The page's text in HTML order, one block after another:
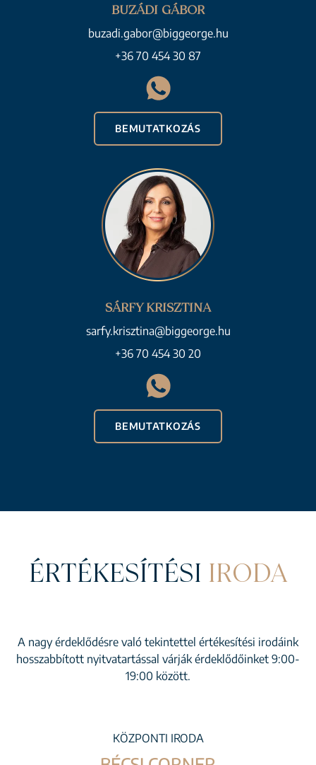
BUZÁDI GÁBOR
buzadi.gabor@biggeorge.hu
+36 70 454 30 87
BEMUTATKOZÁS
SÁRFY KRISZTINA
sarfy.krisztina@biggeorge.hu
+36 70 454 30 20
BEMUTATKOZÁS
ÉRTÉKESÍTÉSI IRODA
A nagy érdeklődésre való tekintettel értékesítési irodáink
hosszabbított nyitvatartással várják érdeklődőinket 9:00-
19:00 között.
KÖZPONTI IRODA